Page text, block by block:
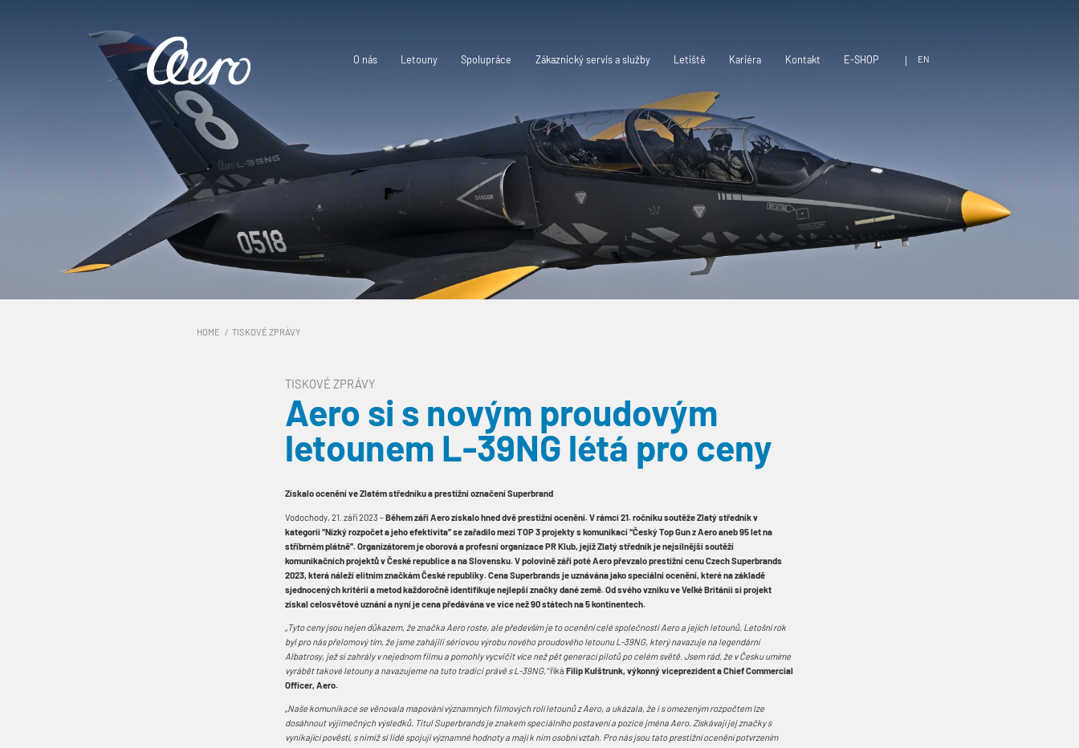
O nás Letouny Spolupráce Zákaznický servis a služby Letiště Kariéra Kontakt E-SHOP EN
HOME TISKOVÉ ZPRÁVY
TISKOVÉ ZPRÁVY
Aero si s novým proudovým
letounem L-39NG létá pro ceny
Získalo ocenění ve Zlatém středníku a prestižní označení Superbrand
Vodochody, 21. září 2023 – Během září Aero získalo hned dvě prestižní ocenění. V rámci 21. ročníku soutěže Zlatý středník v
kategorii “Nízký rozpočet a jeho efektivita” se zařadilo mezi TOP 3 projekty s komunikací “Český Top Gun z Aero aneb 95 let na
stříbrném plátně”. Organizátorem je oborová a profesní organizace PR Klub, jejíž Zlatý středník je nejsilnější soutěží
komunikačních projektů v České republice a na Slovensku. V polovině září poté Aero převzalo prestižní cenu Czech Superbrands
2023, která náleží elitním značkám České republiky. Cena Superbrands je uznávána jako speciální ocenění, které na základě
sjednocených kritérií a metod každoročně identifikuje nejlepší značky dané země. Od svého vzniku ve Velké Británii si projekt
získal celosvětové uznání a nyní je cena předávána ve více než 90 státech na 5 kontinentech.
„Tyto ceny jsou nejen důkazem, že značka Aero roste, ale především je to ocenění celé společnosti Aero a jejích letounů. Letošní rok
byl pro nás přelomový tím, že jsme zahájili sériovou výrobu nového proudového letounu L-39NG, který navazuje na legendární
Albatrosy, jež si zahrály v nejednom filmu a pomohly vycvičit více než pět generací pilotů po celém světě. Jsem rád, že v Česku umíme
vyrábět takové letouny a navazujeme na tuto tradici právě s L-39NG,“říká Filip Kulštrunk, výkonný viceprezident a Chief Commercial
Officer, Aero.
„Naše komunikace se věnovala mapování významných filmových rolí letounů z Aero, a ukázala, že i s omezeným rozpočtem lze
dosáhnout výjimečných výsledků. Titul Superbrands je znakem speciálního postavení a pozice jména Aero. Získávají jej značky s
vynikající pověstí, s nimiž si lidé spojují významné hodnoty a mají k nim osobní vztah. Pro nás jsou tato prestižní ocenění potvrzením